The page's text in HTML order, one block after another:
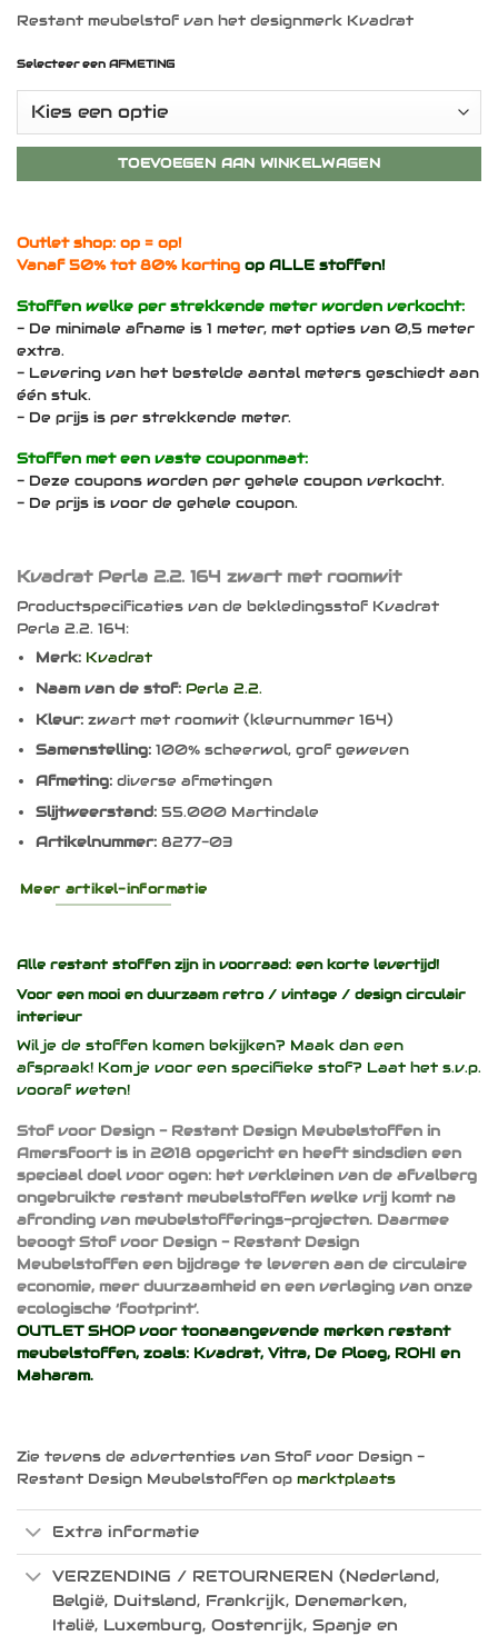
€ 325,00
Restant meubelstof van het designmerk Kvadrat
Selecteer een AFMETING
TOEVOEGEN AAN WINKELWAGEN
Outlet shop: op = op!
Vanaf 50% tot 80% korting op ALLE stoffen!
Stoffen welke per strekkende meter worden verkocht:
- De minimale afname is 1 meter, met opties van 0,5 meter
extra.
- Levering van het bestelde aantal meters geschiedt aan
één stuk.
- De prijs is per strekkende meter.
Stoffen met een vaste couponmaat:
- Deze coupons worden per gehele coupon verkocht.
- De prijs is voor de gehele coupon.
Kvadrat Perla 2.2. 164 zwart met roomwit
Productspecificaties van de bekledingsstof Kvadrat
Perla 2.2. 164:
Merk: Kvadrat
Naam van de stof: Perla 2.2.
Kleur:zwart met roomwit (kleurnummer 164)
Samenstelling: 100% scheerwol, grof geweven
Afmeting:diverse afmetingen
Slijtweerstand:55.000 Martindale
Artikelnummer:8277-03
Meer artikel-informatie
Alle restant stoffen zijn in voorraad: een korte levertijd!
Voor een mooi en duurzaam retro / vintage / design circulair
interieur
Wil je de stoffen komen bekijken? Maak dan een
afspraak! Kom je voor een specifieke stof? Laat het s.v.p.
vooraf weten!
Stof voor Design - Restant Design Meubelstoffen in
Amersfoort is in 2018 opgericht en heeft sindsdien een
speciaal doel voor ogen: het verkleinen van de afvalberg
ongebruikte restant meubelstoffen welke vrij komt na
afronding van meubelstofferings-projecten. Daarmee
beoogt Stof voor Design - Restant Design
Meubelstoffen een bijdrage te leveren aan de circulaire
economie, meer duurzaamheid en een verlaging van onze
ecologische ‘footprint’.
OUTLET SHOP voor toonaangevende merken restant
meubelstoffen, zoals: Kvadrat, Vitra, De Ploeg, ROHI en
Maharam.
Zie tevens de advertenties van Stof voor Design -
Restant Design Meubelstoffen op marktplaats
Extra informatie
VERZENDING / RETOURNEREN (Nederland,
België, Duitsland, Frankrijk, Denemarken,
Italië, Luxemburg, Oostenrijk, Spanje en